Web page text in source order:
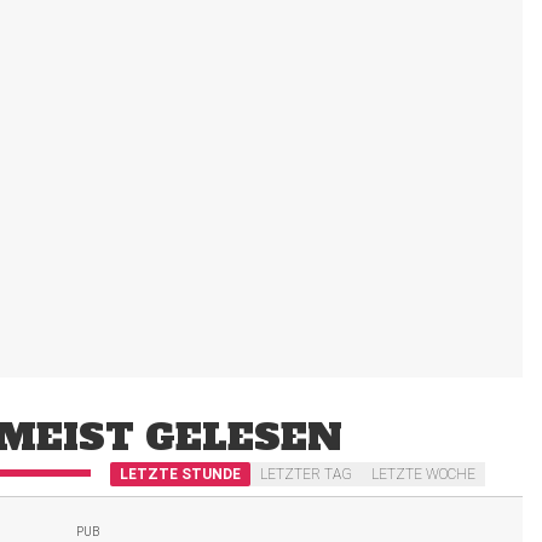
GELESEN
LETZTE STUNDE LETZTER TAG LETZTE WOCHE